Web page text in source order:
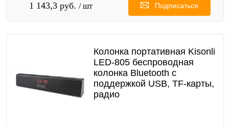
1 143,3 руб. / шт Подписаться
Колонка портативная Kisonli
LED-805 беспроводная
колонка Bluetooth с
поддержкой USB, TF-карты,
радио